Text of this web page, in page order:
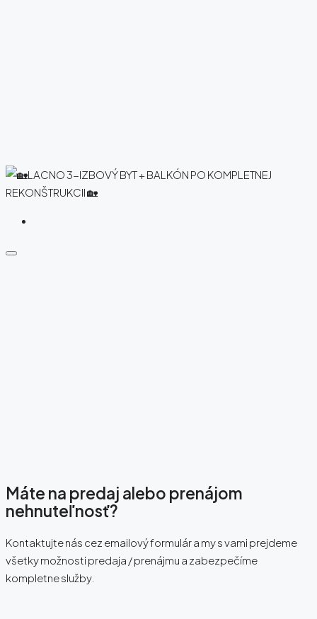
Máte na predaj alebo prenájom
nehnuteľnosť?
Kontaktujte nás cez emailový formulár a my s vami prejdeme
všetky možnosti predaja / prenájmu a zabezpečíme
kompletne služby.